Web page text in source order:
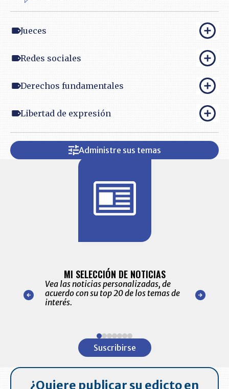
Jueces
Redes sociales
Derechos fundamentales
Libertad de expresión
Administre sus temas
nuestro
para
MI SELECCIÓN DE NOTICIAS
Vea las noticias personalizadas, de
acuerdo con su top 20 de los temas de
interés.
de las
Suscribirse
¿Quiere publicar su edicto en